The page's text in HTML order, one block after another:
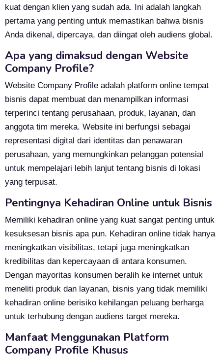
kuat dengan klien yang sudah ada. Ini adalah langkah
pertama yang penting untuk memastikan bahwa bisnis
Anda dikenal, dipercaya, dan diingat oleh audiens global.
Apa yang dimaksud dengan Website
Company Profile?
Website Company Profile adalah platform online tempat
bisnis dapat membuat dan menampilkan informasi
terperinci tentang perusahaan, produk, layanan, dan
anggota tim mereka. Website ini berfungsi sebagai
representasi digital dari identitas dan penawaran
perusahaan, yang memungkinkan pelanggan potensial
untuk mempelajari lebih lanjut tentang bisnis di lokasi
yang terpusat.
Pentingnya Kehadiran Online untuk Bisnis
Memiliki kehadiran online yang kuat sangat penting untuk
kesuksesan bisnis apa pun. Kehadiran online tidak hanya
meningkatkan visibilitas, tetapi juga meningkatkan
kredibilitas dan kepercayaan di antara konsumen.
Dengan mayoritas konsumen beralih ke internet untuk
meneliti produk dan layanan, bisnis yang tidak memiliki
kehadiran online berisiko kehilangan peluang berharga
untuk terhubung dengan audiens target mereka.
Manfaat Menggunakan Platform
Company Profile Khusus